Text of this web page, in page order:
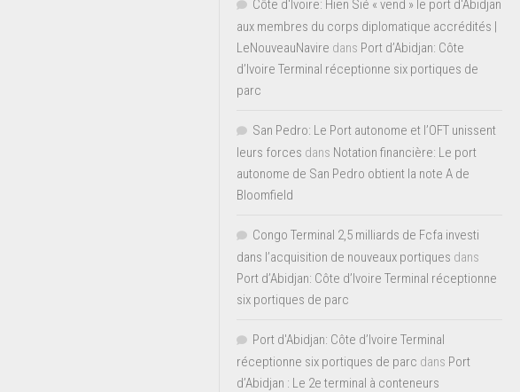
Côte d'Ivoire: Hien Sié « vend » le port d'Abidjan
aux membres du corps diplomatique accrédités |
LeNouveauNavire dans Port d’Abidjan: Côte
d’Ivoire Terminal réceptionne six portiques de
parc
San Pedro: Le Port autonome et l’OFT unissent
leurs forces dans Notation financière: Le port
autonome de San Pedro obtient la note A de
Bloomfield
Congo Terminal 2,5 milliards de Fcfa investi
dans l’acquisition de nouveaux portiques dans
Port d’Abidjan: Côte d’Ivoire Terminal réceptionne
six portiques de parc
Port d'Abidjan: Côte d’Ivoire Terminal
réceptionne six portiques de parc dans Port
d’Abidjan : Le 2e terminal à conteneurs